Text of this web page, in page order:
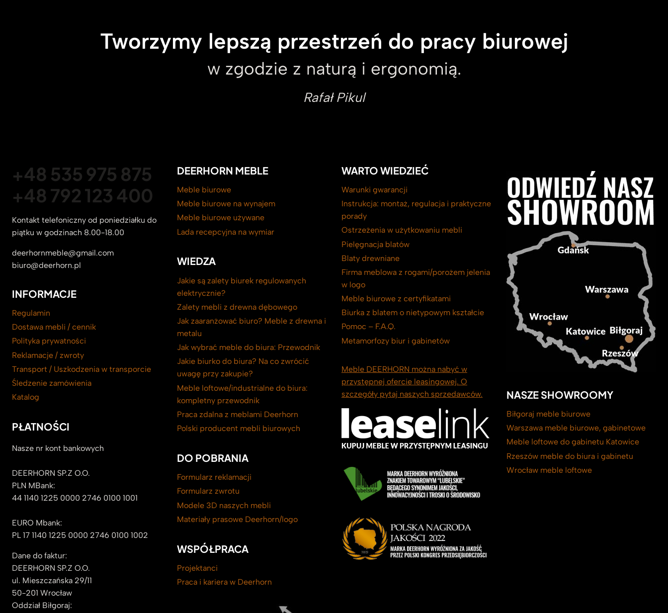
Tworzymy lepszą przestrzeń do pracy biurowej
w zgodzie z naturą i ergonomią.
Rafał Pikul
+48 535 975 875
+48 792 123 400
Kontakt telefoniczny od poniedziałku do
piątku w godzinach 8.00-18.00
deerhornmeble@gmail.com
biuro@deerhorn.pl
INFORMACJE
Regulamin
Dostawa mebli / cennik
Polityka prywatności
Reklamacje / zwroty
Transport / Uszkodzenia w transporcie
Śledzenie zamówienia
Katalog
PŁATNOŚCI
Nasze nr kont bankowych
DEERHORN SP.Z O.O.
PLN MBank:
44 1140 1225 0000 2746 0100 1001
EURO Mbank:
PL 17 1140 1225 0000 2746 0100 1002
Dane do faktur:
DEERHORN SP.Z O.O.
ul. Mieszczańska 29/11
50-201 Wrocław
Oddział Biłgoraj:
DEERHORN MEBLE
Meble biurowe
Meble biurowe na wynajem
Meble biurowe używane
Lada recepcyjna na wymiar
WIEDZA
Jakie są zalety biurek regulowanych
elektrycznie?
Zalety mebli z drewna dębowego
Jak zaaranżować biuro? Meble z drewna i
metalu
Jak wybrać meble do biura: Przewodnik
Jakie biurko do biura? Na co zwrócić
uwagę przy zakupie?
Meble loftowe/industrialne do biura:
kompletny przewodnik
Praca zdalna z meblami Deerhorn
Polski producent mebli biurowych
DO POBRANIA
Formularz reklamacji
Formularz zwrotu
Modele 3D naszych mebli
Materiały prasowe Deerhorn/logo
WSPÓŁPRACA
Projektanci
Praca i kariera w Deerhorn
WARTO WIEDZIEĆ
Warunki gwarancji
Instrukcja: montaż, regulacja i praktyczne
porady
Ostrzeżenia w użytkowaniu mebli
Pielęgnacja blatów
Blaty drewniane
Firma meblowa z rogami/porożem jelenia
w logo
Meble biurowe z certyfikatami
Biurka z blatem o nietypowym kształcie
Pomoc – F.A.Q.
Metamorfozy biur i gabinetów
Meble DEERHORN można nabyć w
przystępnej ofercie leasingowej. O
szczegóły pytaj naszych sprzedawców.
NASZE SHOWROOMY
Biłgoraj meble biurowe
Warszawa meble biurowe, gabinetowe
Meble loftowe do gabinetu Katowice
Rzeszów meble do biura i gabinetu
Wrocław meble loftowe